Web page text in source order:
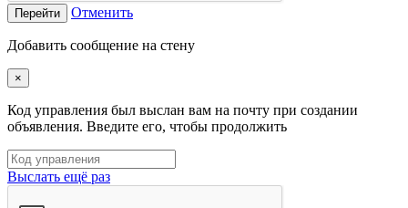
Перейти Отменить
Добавить сообщение на стену
×
Код управления был выслан вам на почту при создании
объявления. Введите его, чтобы продолжить
Выслать ещё раз